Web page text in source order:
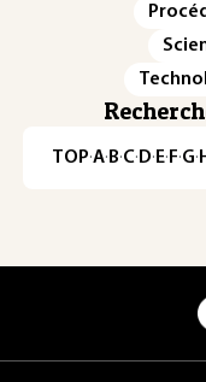
TOP·A·B·C· D· E· F·G· H